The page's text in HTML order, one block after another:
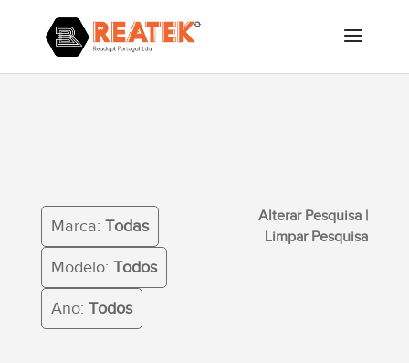
Marca: Todas
Modelo: Todos
Ano: Todos
Alterar Pesquisa |
Limpar Pesquisa